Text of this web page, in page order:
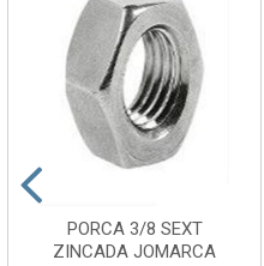
PORCA 3/8 SEXT
ZINCADA JOMARCA